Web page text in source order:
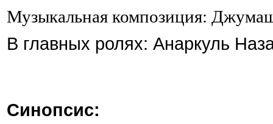
Музыкальная композиция:
В главных ролях: Анаркуль
Синопсис: